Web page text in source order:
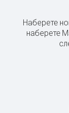
Наберете
наберете